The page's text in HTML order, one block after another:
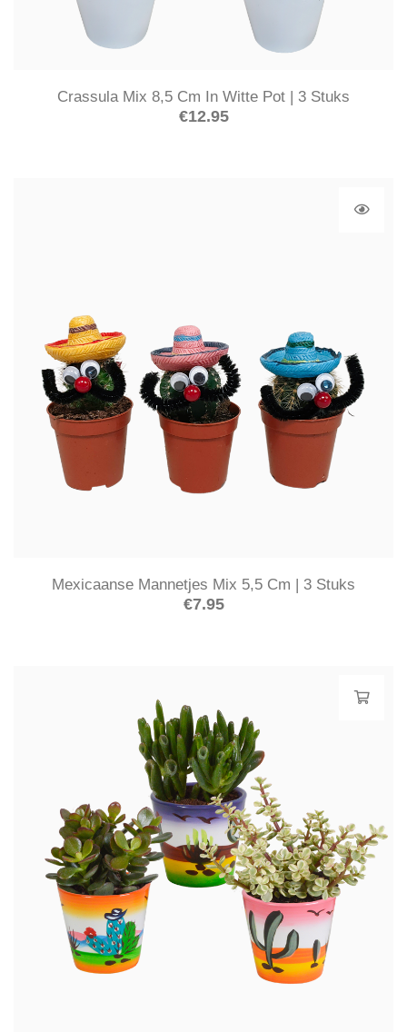
Crassula Mix 8,5 Cm In Witte Pot | 3 Stuks
€12.95
Mexicaanse Mannetjes Mix 5,5 Cm | 3 Stuks
€7.95